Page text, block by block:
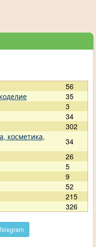
56
35
3
34
302
косметика,
34
26
5
9
52
215
326